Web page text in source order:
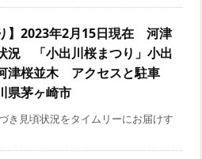
り】2023年2月15日現在 河津
況 「小出川桜まつり」小出
津桜並木 アクセスと駐車
茅ヶ崎市
き見頃状況をタイムリーにお届けす